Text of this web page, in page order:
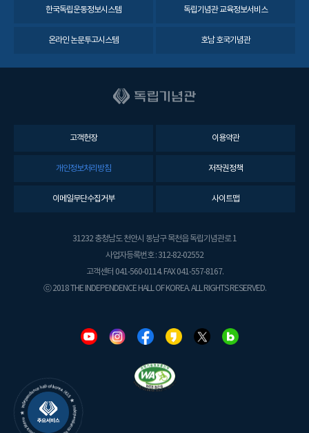
한국독립운동정보시스템 독립기념관 교육정보서비스
온라인 논문투고시스템 호남 호국기념관
고객헌장 이용약관
개인정보처리방침 저작권정책
이메일무단수집거부 사이트맵
31232 충청남도 천안시 동남구 목천읍 독립기념관로 1
사업자등록번호 : 312-82-02552
고객센터 041-560-0114. FAX 041-557-8167.
ⓒ 2018 THE INDEPENDENCE HALL OF KOREA. ALL RIGHTS RESERVED.